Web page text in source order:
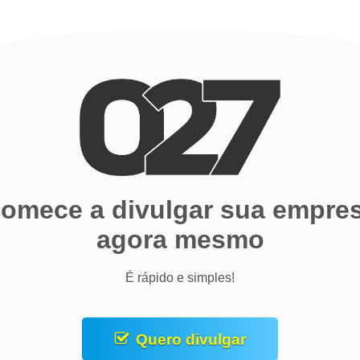
a divulgar sua
agora mesmo
É rápido e simples!
Quero divulgar